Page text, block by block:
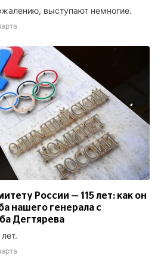
выступают немногие.
России — 115 лет: как он
нашего генерала с
Дегтярева